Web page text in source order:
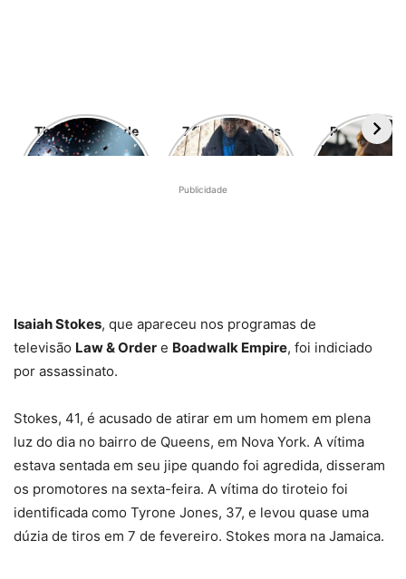
The Boys está de
volta! Aqui estão
7 filmes e séries
que chegarão na
Resistência
próxima
Publicidade
Isaiah Stokes, que apareceu nos programas de
televisão Law & Order e Boadwalk Empire, foi indiciado
por assassinato.
Stokes, 41, é acusado de atirar em um homem em plena
luz do dia no bairro de Queens, em Nova York. A vítima
estava sentada em seu jipe ​​quando foi agredida, disseram
os promotores na sexta-feira. A vítima do tiroteio foi
identificada como Tyrone Jones, 37, e levou quase uma
dúzia de tiros em 7 de fevereiro. Stokes mora na Jamaica.